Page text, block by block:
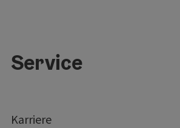
Service
Karriere